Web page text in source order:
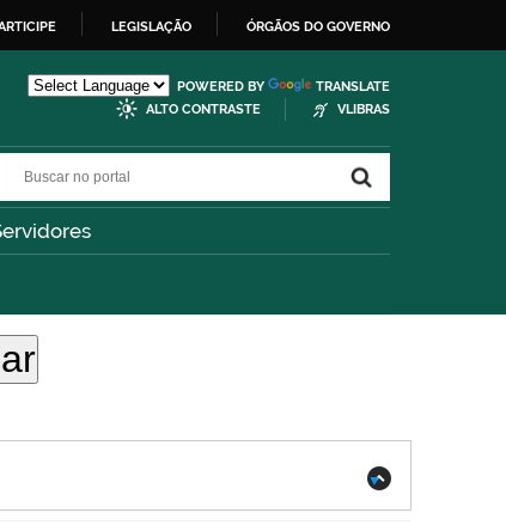
LEGISLAÇÃO ÓRGÃOS DO GOVERNO
POWERED BY
TRANSLATE
ALTO CONTRASTE
VLIBRAS